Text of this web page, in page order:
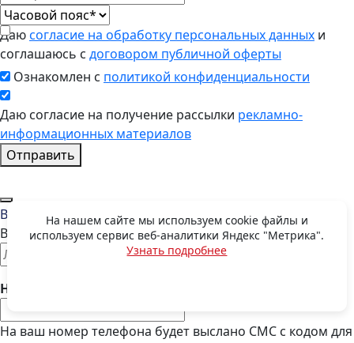
Даюсогласие на обработку персональных данных и
соглашаюсь с договором публичной оферты
Ознакомлен с политикой конфиденциальности
Даю согласие на получение рассылки рекламно-
информационных материалов
Отправить
Восстановить пароль
Введите E-mail, указанный при регистрации
Номер телефона:
На ваш номер телефона будет выслано СМС с кодом для
На нашем сайте мы используем cookie файлы и
используем сервис веб-аналитики Яндекс "Метрика".
Узнать подробнее